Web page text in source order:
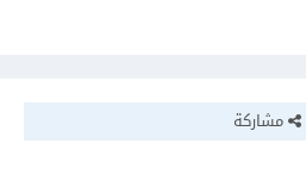
مشاركة